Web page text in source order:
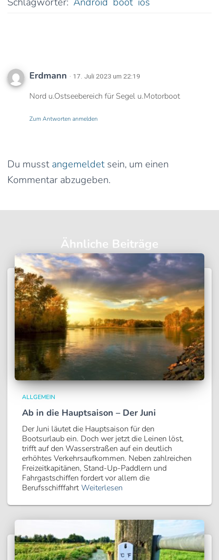
Erdmann · 17. Juli 2023 um 22:19
Nord u.Ostseebereich für Segel u.Motorboot
Zum Antworten anmelden
Du musst angemeldet sein, um einen
Kommentar abzugeben.
Ähnliche Beiträge
ALLGEMEIN
Ab in die Hauptsaison – Der Juni
Der Juni läutet die Hauptsaison für den
Bootsurlaub ein. Doch wer jetzt die Leinen löst,
trifft auf den Wasserstraßen auf ein deutlich
erhöhtes Verkehrsaufkommen. Neben zahlreichen
Freizeitkapitänen, Stand-Up-Paddlern und
Fahrgastschiffen fordert vor allem die
Berufsschifffahrt Weiterlesen